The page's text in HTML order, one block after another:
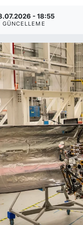
- 18:55
GÜNCELLEME